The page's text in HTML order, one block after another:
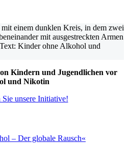
Kindern und Jugendlichen vor
und Nikotin
Sie unsere Initiative!
– Der globale Rausch«